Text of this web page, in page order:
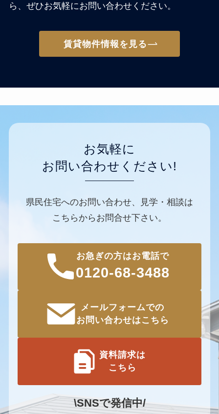
ら、ぜひお気軽にお問い合わせください。
賃貸物件情報を見る
お気軽に
お問い合わせください!
県民住宅へのお問い合わせ、見学・相談は
こちらからお問合せ下さい。
お急ぎの方はお電話で
0120-68-3488
メールフォームでの
お問い合わせはこちら
資料請求は
こちら
\SNSで発信中/